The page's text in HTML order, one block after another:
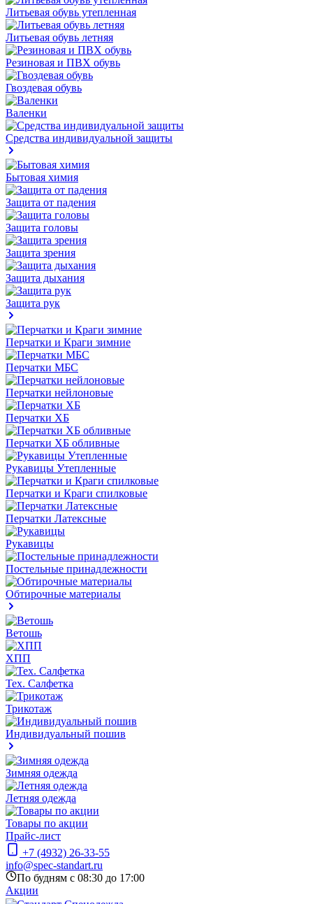
Литьевая обувь утепленная
Литьевая обувь летняя
Резиновая и ПВХ обувь
Гвоздевая обувь
Валенки
Средства индивидуальной защиты
Бытовая химия
Защита от падения
Защита головы
Защита зрения
Защита дыхания
Защита рук
Перчатки и Краги зимние
Перчатки МБС
Перчатки нейлоновые
Перчатки ХБ
Перчатки ХБ обливные
Рукавицы Утепленные
Перчатки и Краги спилковые
Перчатки Латексные
Рукавицы
Постельные принадлежности
Обтирочные материалы
Ветошь
ХПП
Тех. Салфетка
Трикотаж
Индивидуальный пошив
Зимняя одежда
Летняя одежда
Товары по акции
Прайс-лист
+7 (4932) 26-33-55
info@spec-standart.ru
По будням с 08:30 до 17:00
Акции